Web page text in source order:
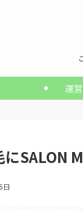
運
SALON
日